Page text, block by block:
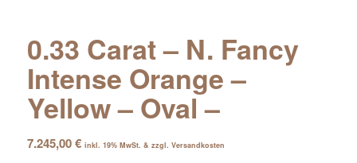
0.33 Carat – N. Fancy
Intense Orange –
Yellow – Oval –
7.245,00€ inkl. 19% MwSt. & zzgl. Versandkosten